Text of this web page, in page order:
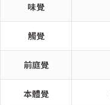
味覺
觸覺
前庭覺
本體覺